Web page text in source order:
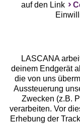
Services
Beratung
auf den Link
LASCANA
deinem Endgerät
die von uns
Aussteuerung
Zwecken (z.B.
verarbeiten. Vor
Erhebung der